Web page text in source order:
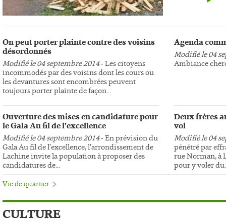
Photo
On peut porter plainte contre des voisins
désordonnés
Modifié le 04 septembre 2014- Les citoyens
incommodés par des voisins dont les cours ou
les devantures sont encombrées peuvent
toujours porter plainte de façon...
Ouverture des mises en candidature pour
le Gala Au fil de l’excellence
Modifié le 04 septembre 2014- En prévision du
Gala Au fil de l’excellence, l’arrondissement de
Lachine invite la population à proposer des
candidatures de...
Agenda
Modifié le 04
Ambiance
Deux frères
vol
Modifié le 04
pénétré par
rue Norman, à
pour y voler
Vie de quartier
CULTURE